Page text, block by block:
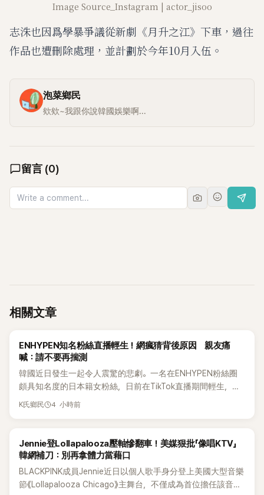
Image Source_Instagram | actor_jisoo
志洙也因爲學暴爭議從新劇《月升之江》下車，過往
作品也遭刪除處理，並計劃於今年10月入伍。
泡菜鄉民
欸欸~我跟你說韓國娛樂啊...
留言 (0)
相關文章
K-POP
ENHYPEN知名粉絲直播輕生！網瘋猜背後原因 親友痛
喊：請不要再揣測
韓國近日發生一起令人震驚的悲劇。一名在ENHYPEN粉絲圈
頗具知名度的日本籍女粉絲，日前在TikTok直播期間輕生，最
終不幸身亡，消息曝光後震驚韓網，也讓不少粉絲湧入社群平
K氏鄉民 4 小時前
K-POP
Jennie登Lollapalooza壓軸慘翻車！美媒狠批「像唱KTV」
韓網補刀：別再拿體力當藉口
BLACKPINK成員Jennie近日以個人歌手身分登上美國大型音樂
節《Lollapalooza Chicago》主舞台，不僅成為首位擔任該音樂